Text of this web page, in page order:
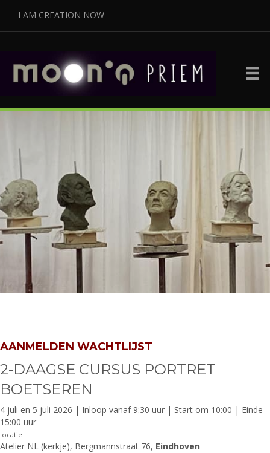
I AM CREATION NOW
AANMELDEN WACHTLIJST
2-DAAGSE CURSUS PORTRET
BOETSEREN
4 juli en 5 juli 2026 | Inloop vanaf 9:30 uur | Start om 10:00 | Einde
15:00 uur
locatie
Atelier NL (kerkje), Bergmannstraat 76, Eindhoven